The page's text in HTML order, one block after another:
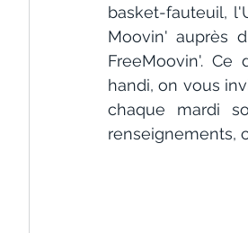
basket-fauteuil,
Moovin' auprès
FreeMoovin'.
handi, on vous
chaque mardi
renseignements,